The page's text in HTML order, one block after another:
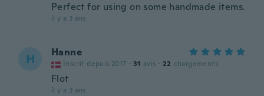
Perfect for using on some handmade items.
il y a 3 ans
H Hanne
Inscrit depuis 2017 · 31 avis · 22 chargements
Flot
il y a 3 ans